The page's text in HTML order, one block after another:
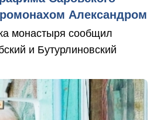
Александром
монастыря сообщил
и Бутурлиновский